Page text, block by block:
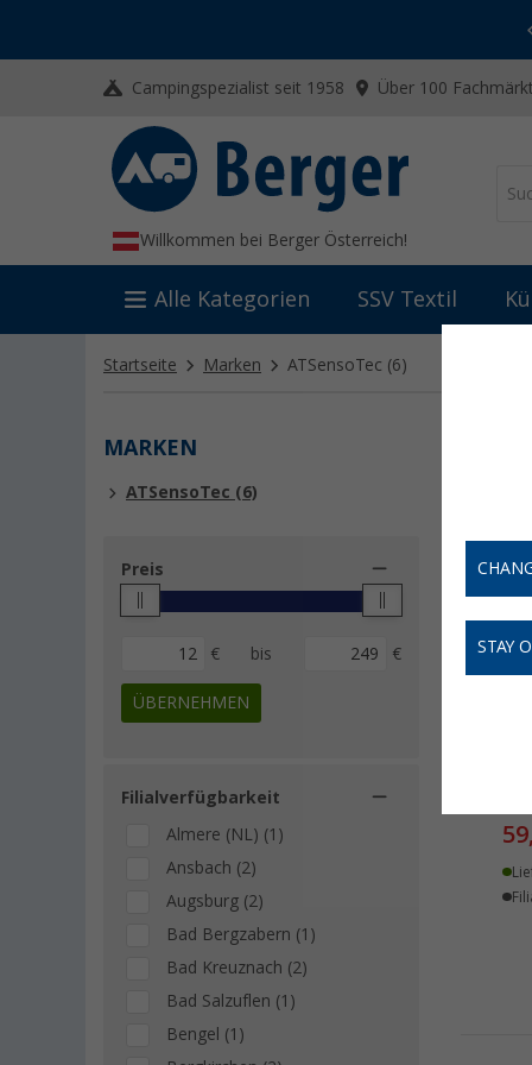
Campingspezialist seit 1958 Über 100
Willkommen bei Berger Österreich!
Alle Kategorien SSV Textil
Startseite Marken ATSensoTec (6)
MARKEN
ATSensoTec (6)
Preis
€ bis €
ÜBERNEHMEN
Filialverfügbarkeit
Almere (NL) (1)
Ansbach (2)
Augsburg (2)
Bad Bergzabern (1)
Bad Kreuznach (2)
Bad Salzuflen (1)
Bengel (1)
59,
STAY